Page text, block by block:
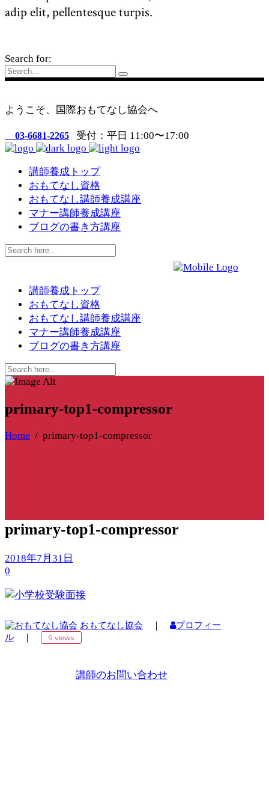
adip elit, pellentesque turpis.
Search for:
ようこそ、国際おもてなし協会へ
03-6681-2265 受付：平日 11:00〜17:00
講師養成トップ
おもてなし資格
おもてなし講師養成講座
マナー講師養成講座
ブログの書き方講座
講師養成トップ
おもてなし資格
おもてなし講師養成講座
マナー講師養成講座
ブログの書き方講座
primary-top1-compressor
Home / primary-top1-compressor
primary-top1-compressor
2018年7月31日
0
おもてなし協会
プロフィー
ル
9 views
講師のお問い合わせ